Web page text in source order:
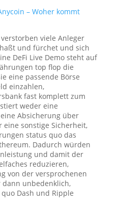
– Woher kommt
viele Anleger
und fürchet und sich
DeFi Live Demo steht auf
top flop die
eine passende Börse
einzahlen,
fast komplett zum
weder eine
Absicherung über
sonstige Sicherheit,
status quo das
Dadurch würden
und damit der
reduzieren,
von der versprochenen
unbedenklich,
Dash und Ripple